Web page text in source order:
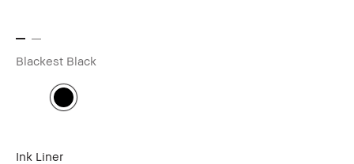
Blackest Black
Ink Liner